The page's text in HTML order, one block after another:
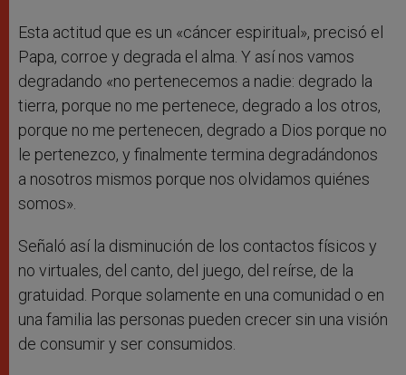
Esta actitud que es un «cáncer espiritual», precisó el
Papa, corroe y degrada el alma. Y así nos vamos
degradando «no pertenecemos a nadie: degrado la
tierra, porque no me pertenece, degrado a los otros,
porque no me pertenecen, degrado a Dios porque no
le pertenezco, y finalmente termina degradándonos
a nosotros mismos porque nos olvidamos quiénes
somos».
Señaló así la disminución de los contactos físicos y
no virtuales, del canto, del juego, del reírse, de la
gratuidad. Porque solamente en una comunidad o en
una familia las personas pueden crecer sin una visión
de consumir y ser consumidos.